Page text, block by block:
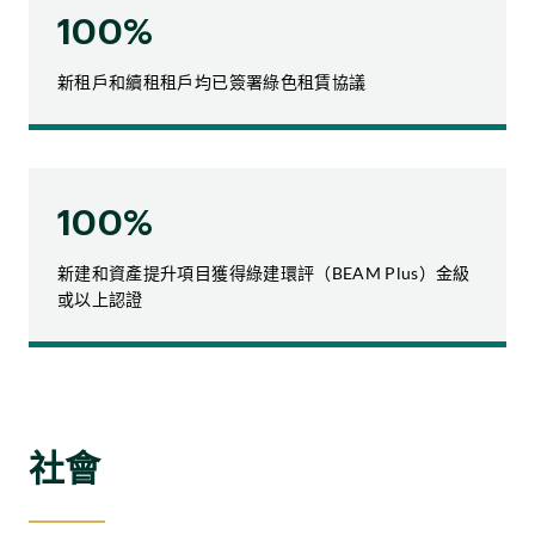
100%
新租戶和續租租戶均已簽署綠色租賃協議
100%
新建和資產提升項目獲得綠建環評（BEAM Plus）金級
或以上認證
社會